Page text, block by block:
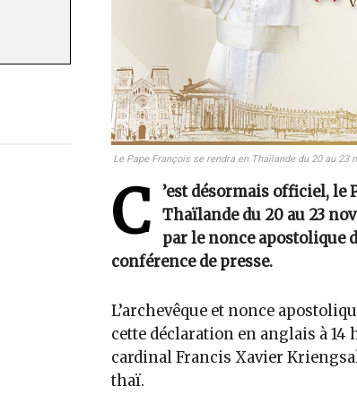
Le Pape François se rendra en Thaïlande du 20 au
C
’est désormais officiel, le
Thaïlande du 20 au 23
par le nonce apostolique
conférence de presse.
L’archevêque et nonce
cette déclaration en anglais à 14
cardinal Francis Xavier
thaï.